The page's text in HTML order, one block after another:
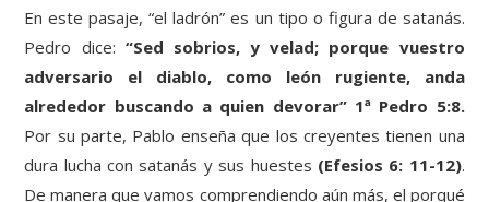
En este pasaje, “el ladrón” es un tipo o figura de satanás.
Pedro dice: “Sed sobrios, y velad; porque vuestro
adversario el diablo, como león rugiente, anda
alrededor buscando a quien devorar” 1ª Pedro 5:8.
Por su parte, Pablo enseña que los creyentes tienen una
dura lucha con satanás y sus huestes (Efesios 6: 11-12).
De manera que vamos comprendiendo aún más, el porqué